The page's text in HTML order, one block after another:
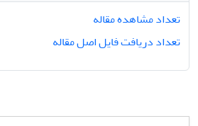
تعداد مشاهده مقاله
تعداد دریافت فایل اصل مقاله